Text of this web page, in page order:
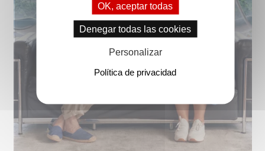
OK, aceptar todas
Denegar todas las cookies
Personalizar
Política de privacidad